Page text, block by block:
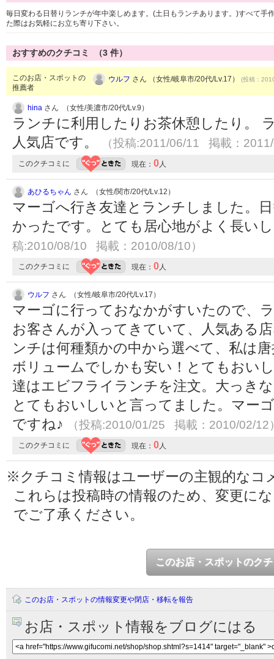
毎日変わる日替りランチが年中楽しめます。(土日もランチあります。)すべて手
た際はお気軽にお立ち寄り下さい。
おすすめのクチコミ （3 件）
このお店・スポットの
推薦者
ウルフ さん （女性/岐阜市/20代/Lv.17） (投稿：
hina さん （女性/美濃市/20代/Lv.9）
ランチに利用したりお茶休憩したり。
人気店です。
（投稿:2011/06/11 掲載：
このクチコミに 現在： 0人
あひるちゃん さん （女性/関市/20代/Lv.12）
マーゴへ行き友達とランチしました。
かったです。とても居心地がよく長い
稿:2010/08/10 掲載：2010/08/10）
このクチコミに 現在： 0人
ウルフ さん （女性/岐阜市/20代/Lv.17）
マーゴに行っておなかがすいたので、
お客さんが入ってきていて、人気ある
ンチは何種類かの中から選べて、私は
ボリュームでしかも安い！とてもおい
達はエビフライランチを注文。大っき
とてもおいしいと言ってました。マー
ですね♪
（投稿:2010/01/25 掲載：2010/02/12
このクチコミに 現在： 0人
※クチコミ情報はユーザーの主観的なコ
これらは投稿時の情報のため、変更に
でご了承ください。
このお店・スポットのク
このお店・スポットの情報変更や閉店・移転を報告
お店・スポット情報をブログにはる